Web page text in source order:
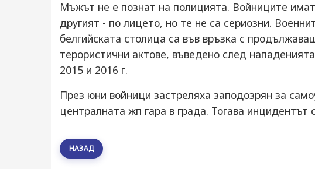
Мъжът не е познат на полицията. Войниците
другият - по лицето, но те не са сериозни.
белгийската столица са във връзка с
терористични актове, въведено след
2015 и 2016 г.
През юни войници застреляха заподозрян за
централната жп гара в града. Тогава инцидентът
НАЗАД